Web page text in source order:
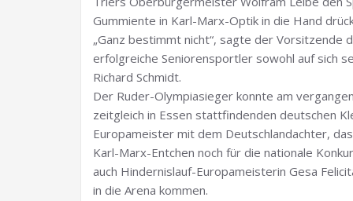
Gummiente in Karl-Marx-Optik in die Hand
„Ganz bestimmt nicht“, sagte der Vorsitzende
erfolgreiche Seniorensportler sowohl auf sich
Richard Schmidt.
Der Ruder-Olympiasieger konnte am
zeitgleich in Essen stattfindenden deutschen
Europameister mit dem Deutschlandachter,
Karl-Marx-Entchen noch für die nationale
auch Hindernislauf-Europameisterin Gesa
in die Arena kommen.